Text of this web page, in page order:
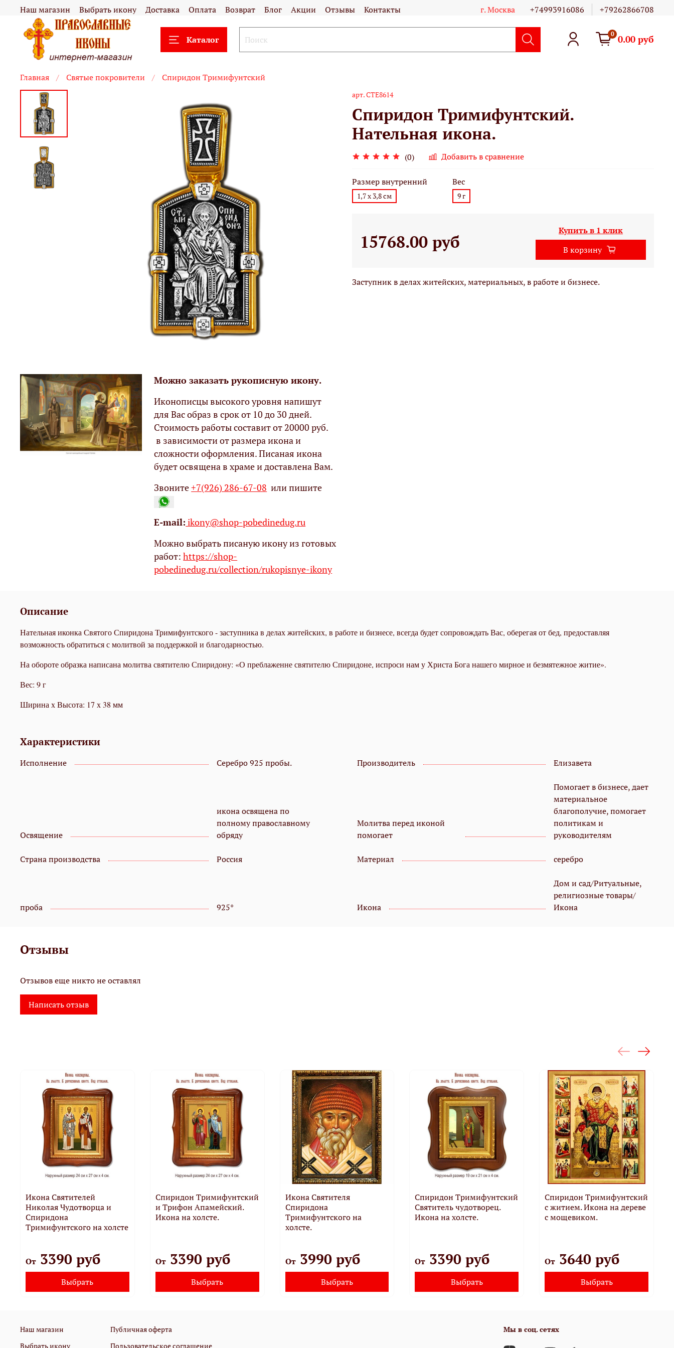
Наш магазин Выбрать икону Доставка Оплата Возврат Блог Акции Отзывы Контакты г. Москва +74993916086 +79262866708
Каталог
0 0.00 руб
Главная Святые покровители Спиридон Тримифунтский
арт.СТЕ8614
Спиридон Тримифунтский.
Нательная икона.
(0) Добавить в сравнение
Размер внутренний
1,7 х 3,8 см
Вес
9 г
15768.00 руб
Купить в 1 клик
В корзину
Заступник в делах житейских, материальных, в работе и бизнесе.
Можно заказать рукописную икону.
Иконописцы высокого уровня напишут
для Вас образ в срок от 10 до 30 дней.
Стоимость работы составит от 20000 руб.
в зависимости от размера икона и
сложности оформления. Писаная икона
будет освящена в храме и доставлена Вам.
Звоните+7(926) 286-67-08 или пишите
Е-mail: ikony@shop-pobedinedug.ru
Можно выбрать писаную икону из готовых
работ:https://shop-
pobedinedug.ru/collection/rukopisnye-ikony
Описание
Нательная иконка Святого Спиридона Тримифунтского - заступника в делах житейских, в работе и бизнесе, всегда будет сопровождать Вас, оберегая от бед, предоставляя
возможность обратиться с молитвой за поддержкой и благодарностью.
На обороте образка написана молитва святителю Спиридону: «О преблаженне святителю Спиридоне, испроси нам у Христа Бога нашего мирное и безмятежное житие».
Вес: 9 г
Ширина х Высота: 17 х 38 мм
Характеристики
Исполнение Серебро 925 пробы. Производитель Елизавета
Освящение
икона освящена по
полному православному
обряду
Молитва перед иконой
помогает
Помогает в бизнесе, дает
материальное
благополучие, помогает
политикам и
руководителям
Страна производства Россия Материал серебро
проба 925° Икона
Дом и сад/Ритуальные,
религиозные товары/
Икона
Отзывы
Отзывов еще никто не оставлял
Написать отзыв
Икона Святителей
Николая Чудотворца и
Спиридона
Тримифунтского на холсте
От 3390 руб
Выбрать
Спиридон Тримифунтский
и Трифон Апамейский.
Икона на холсте.
От3390 руб
Выбрать
Икона Святителя
Спиридона
Тримифунтского на
холсте.
От3990 руб
Выбрать
Спиридон Тримифунтский
Святитель чудотворец.
Икона на холсте.
От 3390 руб
Выбрать
Спиридон Тримифунтский
с житием. Икона на дереве
с мощевиком.
От 3640 руб
Выбрать
Наш магазин
Выбрать икону
Публичная оферта
Пользовательское соглашение
Мы в соц. сетях